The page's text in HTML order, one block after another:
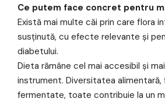
Ce putem face concret pentru
Există mai multe căi prin care flora
susținută, cu efecte relevante și
diabetului.
Dieta rămâne cel mai accesibil și
instrument. Diversitatea alimentară,
fermentate, toate contribuie la un